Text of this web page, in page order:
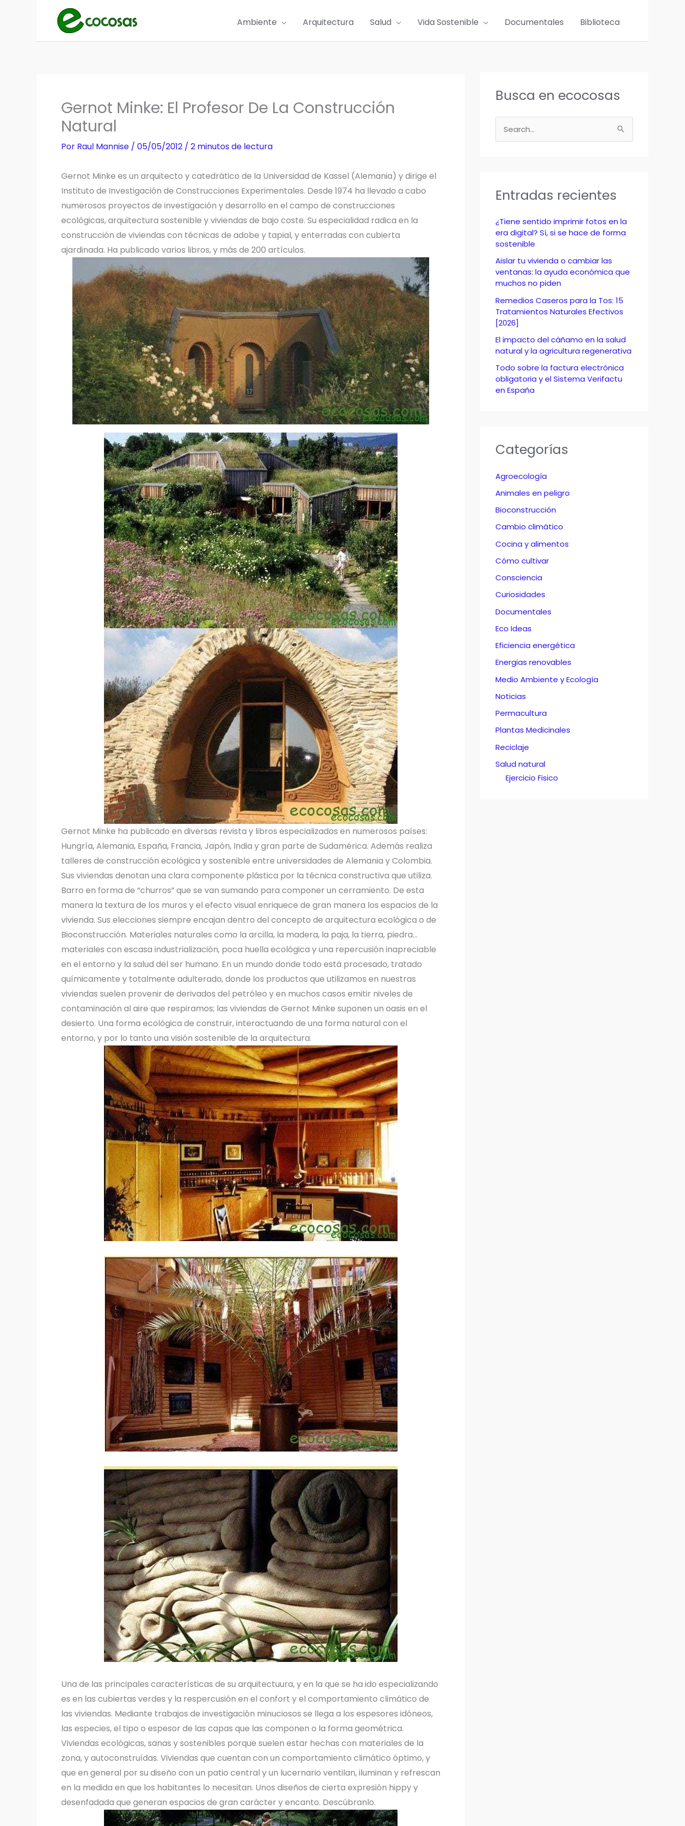
Ambiente Arquitectura Salud Vida Sostenible Documentales Biblioteca
Gernot Minke: El Profesor De La Construcción
Natural
Por Raul Mannise / 05/05/2012 / 2 minutos de lectura
Gernot Minke es un arquitecto y catedrático de la Universidad de Kassel (Alemania) y dirige el
Instituto de Investigación de Construcciones Experimentales. Desde 1974 ha llevado a cabo
numerosos proyectos de investigación y desarrollo en el campo de construcciones
ecológicas, arquitectura sostenible y viviendas de bajo coste. Su especialidad radica en la
construcción de viviendas con técnicas de adobe y tapial, y enterradas con cubierta
ajardinada. Ha publicado varios libros, y más de 200 artículos.
Gernot Minke ha publicado en diversas revista y libros especializados en numerosos países:
Hungría, Alemania, España, Francia, Japón, India y gran parte de Sudamérica. Además realiza
talleres de construcción ecológica y sostenible entre universidades de Alemania y Colombia.
Sus viviendas denotan una clara componente plástica por la técnica constructiva que utiliza.
Barro en forma de “churros” que se van sumando para componer un cerramiento. De esta
manera la textura de los muros y el efecto visual enriquece de gran manera los espacios de la
vivienda. Sus elecciones siempre encajan dentro del concepto de arquitectura ecológica o de
Bioconstrucción. Materiales naturales como la arcilla, la madera, la paja, la tierra, piedra…
materiales con escasa industrialización, poca huella ecológica y una repercusión inapreciable
en el entorno y la salud del ser humano. En un mundo donde todo está procesado, tratado
químicamente y totalmente adulterado, donde los productos que utilizamos en nuestras
viviendas suelen provenir de derivados del petróleo y en muchos casos emitir niveles de
contaminación al aire que respiramos; las viviendas de Gernot Minke suponen un oasis en el
desierto. Una forma ecológica de construir, interactuando de una forma natural con el
entorno, y por lo tanto una visión sostenible de la arquitectura.
Una de las principales características de su arquitectuura, y en la que se ha ido especializando
es en las cubiertas verdes y la respercusión en el confort y el comportamiento climático de
las viviendas. Mediante trabajos de investigación minuciosos se llega a los espesores idóneos,
las especies, el tipo o espesor de las capas que las componen o la forma geométrica.
Viviendas ecológicas, sanas y sostenibles porque suelen estar hechas con materiales de la
zona, y autoconstruídas. Viviendas que cuentan con un comportamiento climático óptimo, y
que en general por su diseño con un patio central y un lucernario ventilan, iluminan y refrescan
en la medida en que los habitantes lo necesitan. Unos diseños de cierta expresión hippy y
desenfadada que generan espacios de gran carácter y encanto. Descúbranlo.
Busca en ecocosas
u
r
o
r
:
Entradas recientes
¿Tiene sentido imprimir fotos en la
era digital? Sí, si se hace de forma
sostenible
Aislar tu vivienda o cambiar las
ventanas: la ayuda económica que
muchos no piden
Remedios Caseros para la Tos: 15
Tratamientos Naturales Efectivos
[2026]
El impacto del cáñamo en la salud
natural y la agricultura regenerativa
Todo sobre la factura electrónica
obligatoria y el Sistema Verifactu
en España
Categorías
Agroecología
Animales en peligro
Bioconstrucción
Cambio climático
Cocina y alimentos
Cómo cultivar
Consciencia
Curiosidades
Documentales
Eco Ideas
Eficiencia energética
Energias renovables
Medio Ambiente y Ecología
Noticias
Permacultura
Plantas Medicinales
Reciclaje
Salud natural
Ejercicio Fisico